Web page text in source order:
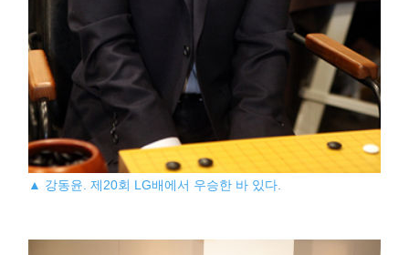
▲ 강동윤. 제20회 LG배에서 우승한 바 있다.